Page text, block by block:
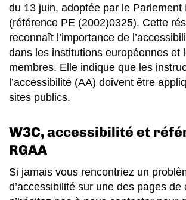
du 13 juin, adoptée par le Parlement
(référence PE (2002)0325). Cette
reconnaît l’importance de
dans les institutions européennes et
membres. Elle indique que les
l’accessibilité (AA) doivent être
sites publics.
W3C, accessibilité et
RGAA
Si jamais vous rencontriez un
d’accessibilité sur une des pages de